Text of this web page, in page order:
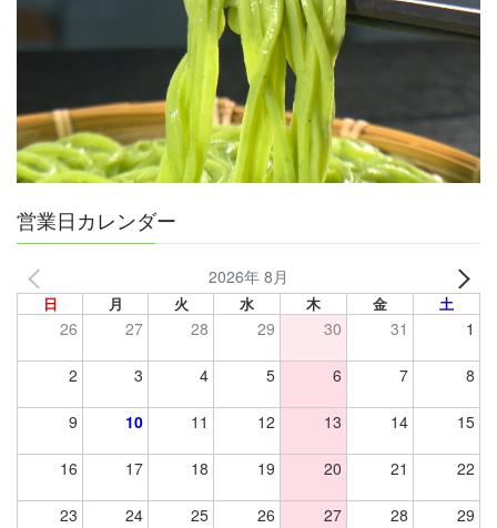
営業日カレンダー
2026年 8月
日 月 火 水 木 金 土
26 27 28 29 30 31 1
2 3 4 5 6 7 8
9 10 11 12 13 14 15
16 17 18 19 20 21 22
23 24 25 26 27 28 29